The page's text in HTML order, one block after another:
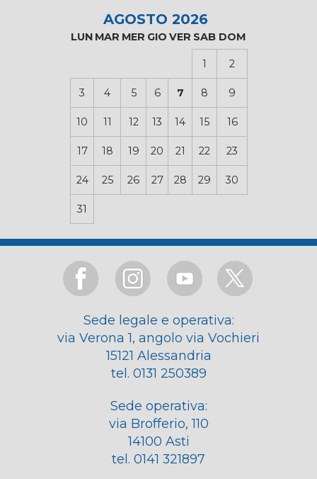
AGOSTO 2026
LUN MAR MER GIO VER SAB DOM
1 2
3 4 5 6 7 8 9
10 11 12 13 14 15 16
17 18 19 20 21 22 23
24 25 26 27 28 29 30
31
Sede legale e operativa:
via Verona 1, angolo via Vochieri
15121 Alessandria
tel. 0131 250389
Sede operativa:
via Brofferio, 110
14100 Asti
tel. 0141 321897